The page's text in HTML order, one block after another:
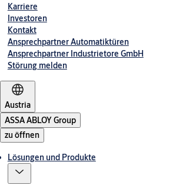
Karriere
Investoren
Kontakt
Ansprechpartner Automatiktüren
Ansprechpartner Industrietore GmbH
Störung melden
Austria
ASSA ABLOY Group
zu öffnen
Lösungen und Produkte